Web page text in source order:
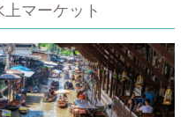
マーケット